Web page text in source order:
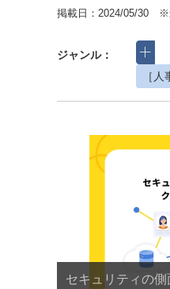
掲載日：2024/05/30 ※
ジャンル：
［
セキュリティの